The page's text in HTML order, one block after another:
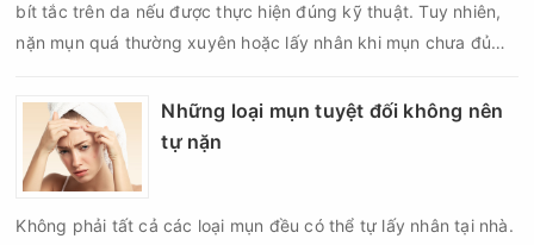
bít tắc trên da nếu được thực hiện đúng kỹ thuật. Tuy nhiên,
nặn mụn quá thường xuyên hoặc lấy nhân khi mụn chưa đủ
thâm sẹo. Vì vậy, bao lâu nên nặn mụn một lần là vấn đề được
nhiều người quan tâm khi xây dựng routine chăm sóc da. Tần
suất lấy nhân mụn không nên áp dụng giống nhau cho mọi
người mà cần dựa trên loại da, tình trạng mụn và khả năng
phục hồi của da.
Những loại mụn tuyệt đối không nên
tự nặn
Không phải tất cả các loại mụn đều có thể tự lấy nhân tại nhà.